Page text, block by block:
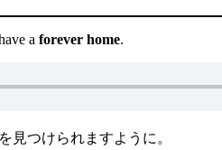
a forever home.
を見つけられますように。